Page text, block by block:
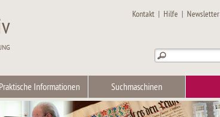
Kontakt | Hilfe | Newsletter
Praktische Informationen Suchmaschinen